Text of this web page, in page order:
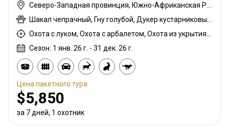
Сезон: 1 янв. 26 г. - 31 дек. 26 г.
Цена пакетного тура
$5,850
за 7 дней, 1 охотник